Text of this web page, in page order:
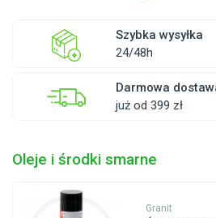
Szybka wysyłka
24/48h
Darmowa
już od 399 zł
Oleje i środki smarne
Granit